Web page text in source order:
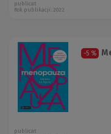
publicat
Rok publikacji: 2022
-5 %
publicat